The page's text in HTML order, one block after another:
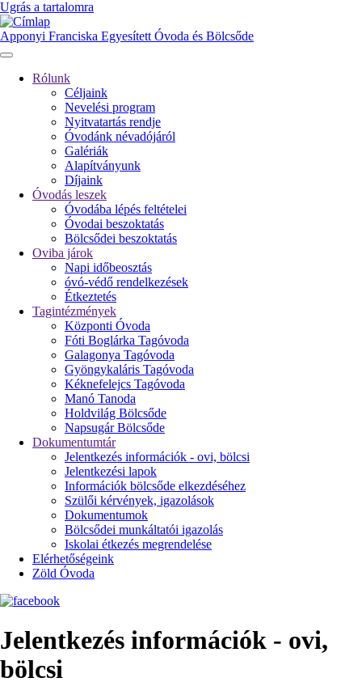
Ugrás a tartalomra
Apponyi Franciska Egyesített Óvoda és Bölcsőde
navigáció
Rólunk
Céljaink
Nevelési program
Nyitvatartás rendje
Óvodánk névadójáról
Galériák
Alapítványunk
Díjaink
Óvodás leszek
Óvodába lépés feltételei
Óvodai beszoktatás
Bölcsődei beszoktatás
Oviba járok
Napi időbeosztás
óvó-védő rendelkezések
Étkeztetés
Tagintézmények
Központi Óvoda
Fóti Boglárka Tagóvoda
Galagonya Tagóvoda
Gyöngykaláris Tagóvoda
Kéknefelejcs Tagóvoda
Manó Tanoda
Holdvilág Bölcsőde
Napsugár Bölcsőde
Dokumentumtár
Jelentkezés információk - ovi, bölcsi
Jelentkezési lapok
Információk bölcsőde elkezdéséhez
Szülői kérvények, igazolások
Dokumentumok
Bölcsődei munkáltatói igazolás
Iskolai étkezés megrendelése
Elérhetőségeink
Zöld Óvoda
Jelentkezés információk - ovi,
bölcsi